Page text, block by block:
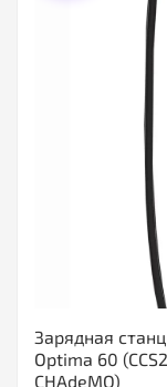
Зарядная
Optima 60
CHAdeMO)